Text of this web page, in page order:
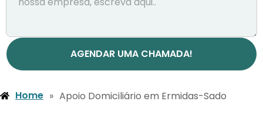
AGENDAR UMA CHAMADA!
Home » Apoio Domiciliário em Ermidas-Sado